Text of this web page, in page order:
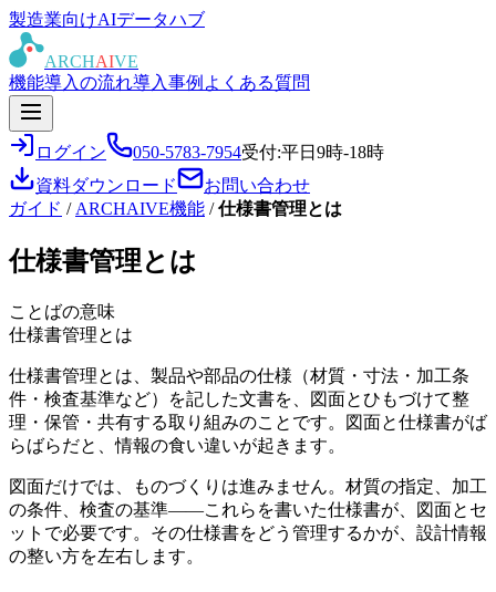
製造業向けAIデータハブ
ARCHAIVE
機能導入の流れ導入事例 よくある質問
ログイン 050-5783-7954受付:平日9時-18時
資料ダウンロード
お問い合わせ
ガイド / ARCHAIVE機能 /仕様書管理とは
仕様書管理とは
ことばの意味
仕様書管理とは
仕様書管理とは、製品や部品の仕様（材質・寸法・加工条
件・検査基準など）を記した文書を、図面とひもづけて整
理・保管・共有する取り組みのことです。図面と仕様書がば
らばらだと、情報の食い違いが起きます。
図面だけでは、ものづくりは進みません。材質の指定、加工
の条件、検査の基準——これらを書いた仕様書が、図面とセ
ットで必要です。その仕様書をどう管理するかが、設計情報
の整い方を左右します。